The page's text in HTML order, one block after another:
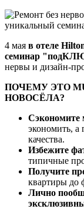
4 мая в отеле
семинар
нервы и дизайн-
ПОЧЕМУ ЭТО
НОВОСЁЛА?
Сэкономите
экономить, а
качества.
Избежите
типичные
Получите
квартиры до
Лично